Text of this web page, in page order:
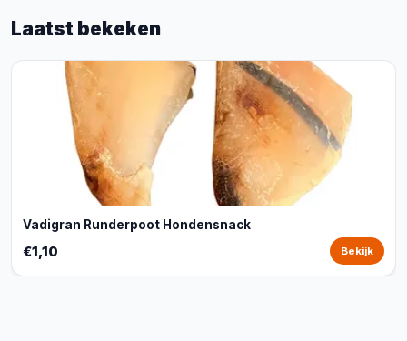
Laatst bekeken
Vadigran Runderpoot Hondensnack
€1,10 Bekijk